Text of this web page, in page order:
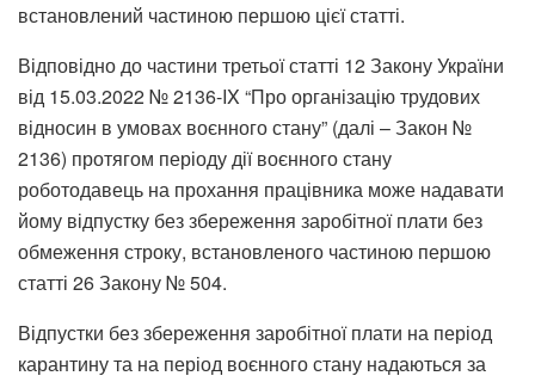
встановлений частиною першою цієї статті.
Відповідно до частини третьої статті 12 Закону України
від 15.03.2022 № 2136-IX “Про організацію трудових
відносин в умовах воєнного стану” (далі – Закон №
2136) протягом періоду дії воєнного стану
роботодавець на прохання працівника може надавати
йому відпустку без збереження заробітної плати без
обмеження строку, встановленого частиною першою
статті 26 Закону № 504.
Відпустки без збереження заробітної плати на період
карантину та на період воєнного стану надаються за